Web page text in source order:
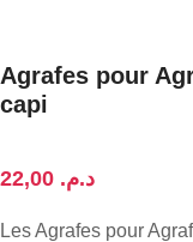
Agrafes pour
capi
د.م.
Les Agrafes pour